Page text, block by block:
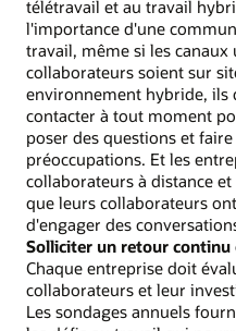
télétravail et au travail
l'importance d'une
travail, même si les
collaborateurs soient sur
environnement hybride, ils
contacter à tout moment
poser des questions et
préoccupations. Et les
collaborateurs à distance
que leurs collaborateurs
d'engager des
Solliciter un retour
Chaque entreprise doit
collaborateurs et leur
Les sondages annuels